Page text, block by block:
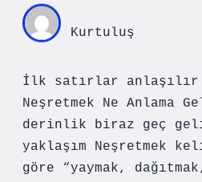
Kurtuluş
İlk satırlar anlaşılır
Neşretmek Ne Anlama
derinlik biraz geç
yaklaşım Neşretmek
göre “yaymak,